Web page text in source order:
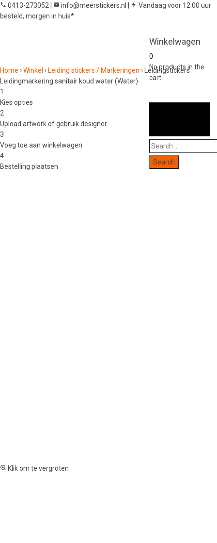
0413-273052 info@meerstickers.nl
Vandaag voor 12.00 uur
besteld, morgen in huis*
Winkelwagen
0
No products in the
cart.
Search
for:
Home ›Winkel › Leiding stickers / Markeringen ›
Leidingstickers
Leidingmarkering sanitair koud water (Water)
1
Kies opties
2
Upload artwork of gebruik designer
3
Voeg toe aan winkelwagen
4
Bestelling plaatsen
Klik om te vergroten